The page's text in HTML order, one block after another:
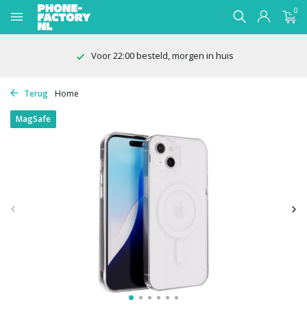
0
100 dagen bedenktijd
Terug Home
MagSafe